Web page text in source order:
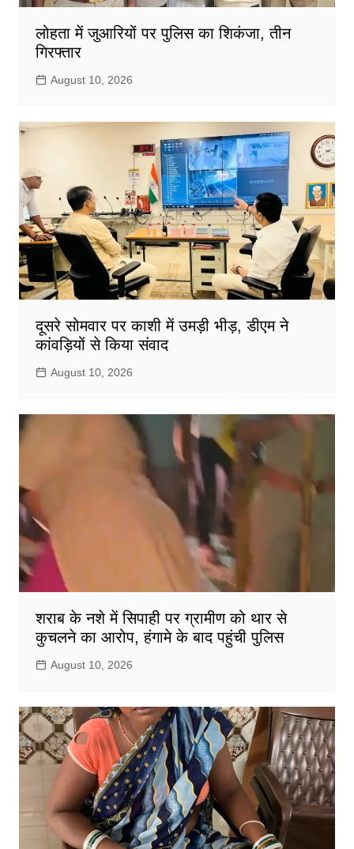
लोहता में जुआरियों पर पुलिस का शिकंजा, तीन
गिरफ्तार
August 10, 2026
दूसरे सोमवार पर काशी में उमड़ी भीड़, डीएम ने
कांवड़ियों से किया संवाद
August 10, 2026
शराब के नशे में सिपाही पर ग्रामीण को थार से
कुचलने का आरोप, हंगामे के बाद पहुंची पुलिस
August 10, 2026